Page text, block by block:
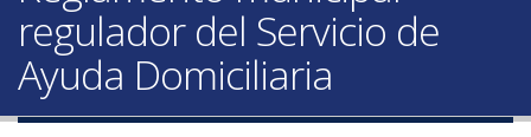
regulador del Servicio de
Ayuda Domiciliaria